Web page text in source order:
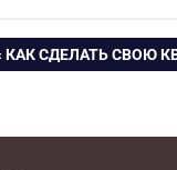
ПРЕДЫДУЩАЯ
КАК СДЕЛАТЬ СВОЮ